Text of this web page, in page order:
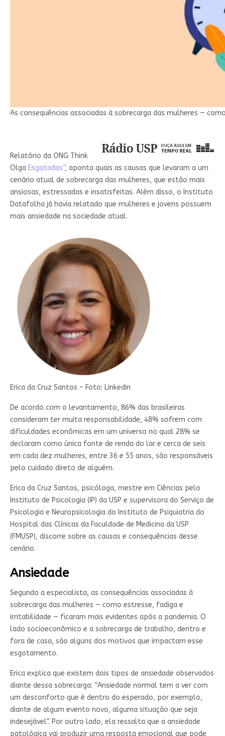
As consequências associadas à sobrecarga das mulheres —
Relatório da ONG Think
Olga Esgotadas”, aponta quais as causas que levaram a um
cenário atual de sobrecarga das mulheres, que estão mais
ansiosas, estressadas e insatisfeitas. Além disso, o Instituto
Datafolha já havia relatado que mulheres e jovens possuem
mais ansiedade na sociedade atual.
Erica da Cruz Santos – Foto: Linkedin
De acordo com o levantamento, 86% das brasileiras
consideram ter muita responsabilidade, 48% sofrem com
dificuldades econômicas em um universo no qual 28% se
declaram como única fonte de renda do lar e cerca de seis
em cada dez mulheres, entre 36 e 55 anos, são responsáveis
pelo cuidado direto de alguém.
Erica da Cruz Santos, psicóloga, mestre em Ciências pelo
Instituto de Psicologia (IP) da USP e supervisora do Serviço de
Psicologia e Neuropsicologia do Instituto de Psiquiatria do
Hospital das Clínicas da Faculdade de Medicina da USP
(FMUSP), discorre sobre as causas e consequências desse
cenário.
Ansiedade
Segundo a especialista, as consequências associadas à
sobrecarga das mulheres — como estresse, fadiga e
irritabilidade — ficaram mais evidentes após a pandemia. O
lado socioeconômico e a sobrecarga de trabalho, dentro e
fora de casa, são alguns dos motivos que impactam esse
esgotamento.
Erica explica que existem dois tipos de ansiedade observados
diante dessa sobrecarga: “Ansiedade normal tem a ver com
um desconforto que é dentro do esperado, por exemplo,
diante de algum evento novo, alguma situação que seja
indesejável”. Por outro lado, ela ressalta que a ansiedade
patológica vai produzir uma resposta emocional que pode